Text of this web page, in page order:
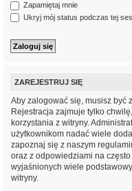
Zapamiętaj mnie
Ukryj mój status podczas tej
ZAREJESTRUJ SIĘ
Aby zalogować się, musisz być
Rejestracja zajmuje tylko
korzystania z witryny.
użytkownikom nadać wiele
zapoznaj się z naszym
oraz z odpowiedziami na
wyjaśnionych wiele
witryny.